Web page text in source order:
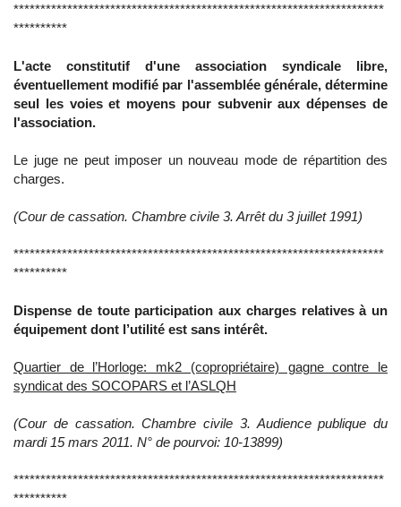
*********************************************************************
**********
L'acte constitutif d'une association syndicale libre,
éventuellement modifié par l'assemblée générale, détermine
seul les voies et moyens pour subvenir aux dépenses de
l'association.
Le juge ne peut imposer un nouveau mode de répartition des
charges.
(Cour de cassation. Chambre civile 3. Arrêt du 3 juillet 1991)
*********************************************************************
**********
Dispense de toute participation aux charges relatives à un
équipement dont l’utilité est sans intérêt.
Quartier de l’Horloge: mk2 (copropriétaire) gagne contre le
syndicat des SOCOPARS et l’ASLQH
(Cour de cassation. Chambre civile 3. Audience publique du
mardi 15 mars 2011. N° de pourvoi: 10-13899)
*********************************************************************
**********